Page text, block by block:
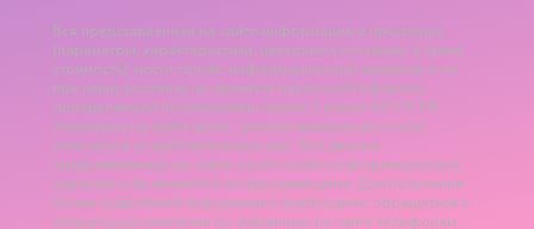
Вся представленная на сайте информация о продукции
(параметры, характеристики, цветовые сочетания, а также
стоимость), носит только информационный характер и ни
при каких условиях не является публичной офертой,
определяемой положениями пункта 2 статьи 437 ГК РФ.
Указанные на сайте цены - рекомендованные и могут
отличаться от действительных цен. Все данные,
представленные на сайте, носят сугубо информационный
характер и не являются исчерпывающими. Для получения
более подробной информации необходимо обращаться к
операторам компании по указанным на сайте телефонам.